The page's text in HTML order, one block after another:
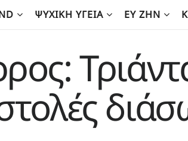
ΨΥΧΙΚΉ ΥΓΕΊΑ ΕΥ ΖΗΝ